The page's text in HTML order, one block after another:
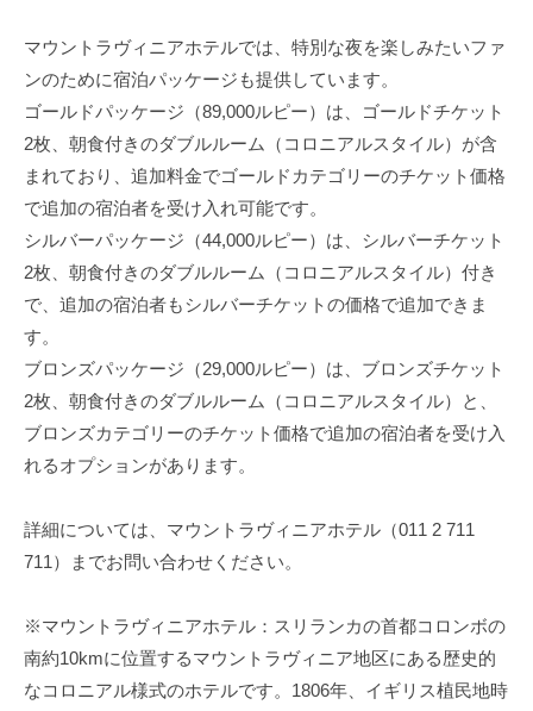
マウントラヴィニアホテルでは、特別な夜を楽しみたいファ
ンのために宿泊パッケージも提供しています。
ゴールドパッケージ（89,000ルピー）は、ゴールドチケット
2枚、朝食付きのダブルルーム（コロニアルスタイル）が含
まれており、追加料金でゴールドカテゴリーのチケット価格
で追加の宿泊者を受け入れ可能です。
シルバーパッケージ（44,000ルピー）は、シルバーチケット
2枚、朝食付きのダブルルーム（コロニアルスタイル）付き
で、追加の宿泊者もシルバーチケットの価格で追加できま
す。
ブロンズパッケージ（29,000ルピー）は、ブロンズチケット
2枚、朝食付きのダブルルーム（コロニアルスタイル）と、
ブロンズカテゴリーのチケット価格で追加の宿泊者を受け入
れるオプションがあります。
詳細については、マウントラヴィニアホテル（011 2 711
711）までお問い合わせください。
※マウントラヴィニアホテル：スリランカの首都コロンボの
南約10kmに位置するマウントラヴィニア地区にある歴史的
なコロニアル様式のホテルです。1806年、イギリス植民地時